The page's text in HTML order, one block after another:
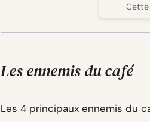
Cette
Les ennemis du café
Les 4 principaux ennemis du